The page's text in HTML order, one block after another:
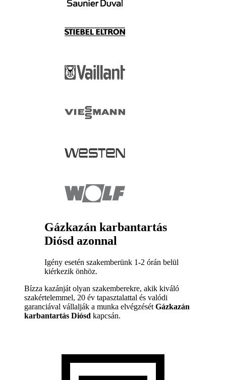
Gázkazán karbantartás
Diósd azonnal
Igény esetén szakemberünk 1-2 órán belül
kiérkezik önhöz.
Bízza kazánját olyan szakemberekre, akik kiváló
szakértelemmel, 20 év tapasztalattal és valódi
garanciával vállalják a munka elvégzését Gázkazán
karbantartás Diósd kapcsán.